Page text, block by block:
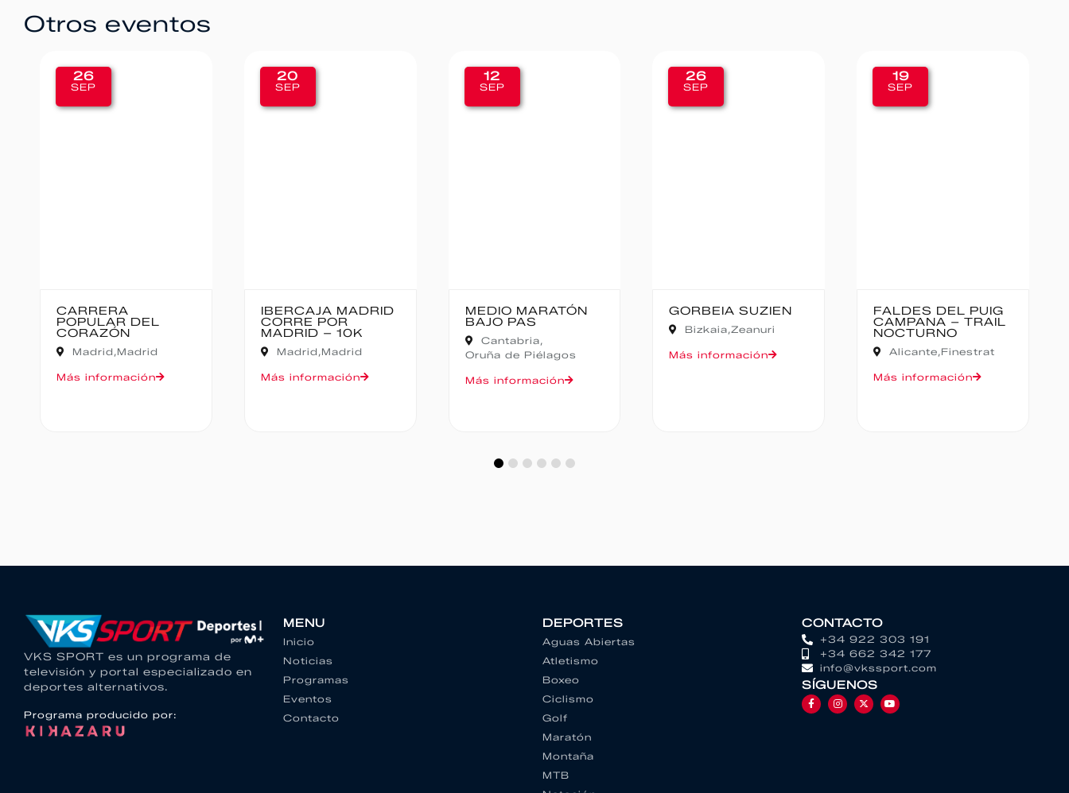
Otros eventos
IBERCAJA MADRID
CORRE POR
Madrid,
Más información
MEDIO MARATÓN
BAJO PAS
Cantabria,
Oruña de Piélagos
Más información
GORBEIA SUZIEN
Más información
FALDES DEL PUIG
CAMPANA – TRAIL
NOCTURNO
Alicante,
CANFRANC-
CANFRANC
VKS SPORT es un programa de
televisión y portal especializado en
deportes alternativos.
Programa producido por:
MENU
Inicio
Noticias
Programas
Eventos
Contacto
DEPORTES
Aguas Abiertas
Atletismo
Boxeo
Ciclismo
Golf
Maratón
Montaña
MTB
CONTACTO
+34 922 303 191
+34 662 342 177
info@vkssport.com
SÍGUENOS